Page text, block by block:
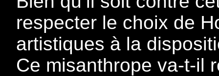
respecter le choix de
artistiques à la
Ce misanthrope va-t-il